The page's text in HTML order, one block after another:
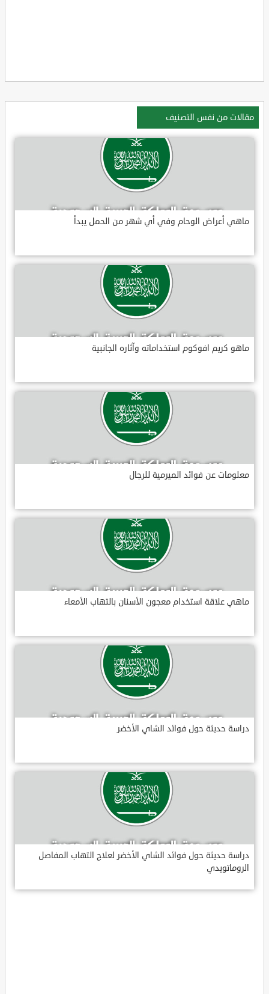
مقالات من نفس التصنيف
ماهي أعراض الوحام وفي أي شهر من الحمل يبدأ
ماهو كريم افوكوم استخداماته وآثاره الجانبية
معلومات عن فوائد الميرمية للرجال
ماهي علاقة استخدام معجون الأسنان بالتهاب الأمعاء
دراسة حديثة حول فوائد الشاي الأخضر
دراسة حديثة حول فوائد الشاي الأخضر لعلاج التهاب المفاصل
الروماتويدي